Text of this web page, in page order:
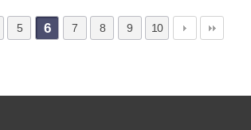
5 6 7 8 9 10